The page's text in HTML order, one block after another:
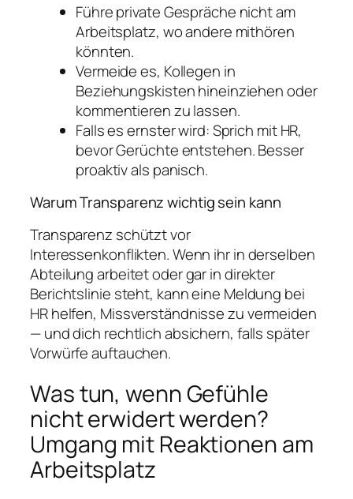
Führe private Gespräche nicht am
Arbeitsplatz, wo andere mithören
könnten.
Vermeide es, Kollegen in
Beziehungskisten hineinziehen oder
kommentieren zu lassen.
Falls es ernster wird: Sprich mit HR,
bevor Gerüchte entstehen. Besser
proaktiv als panisch.
Warum Transparenz wichtig sein kann
Transparenz schützt vor
Interessenkonflikten. Wenn ihr in derselben
Abteilung arbeitet oder gar in direkter
Berichtslinie steht, kann eine Meldung bei
HR helfen, Missverständnisse zu vermeiden
— und dich rechtlich absichern, falls später
Vorwürfe auftauchen.
Was tun, wenn Gefühle
nicht erwidert werden?
Umgang mit Reaktionen am
Arbeitsplatz